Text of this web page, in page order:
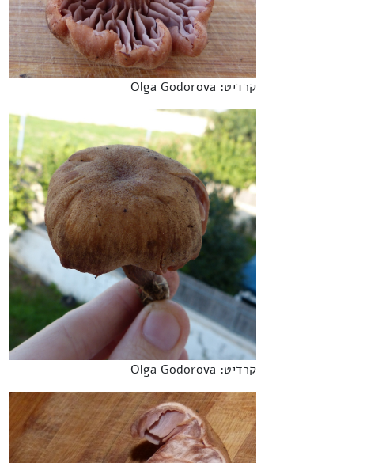
קרדיט: Olga Godorova
קרדיט: Olga Godorova